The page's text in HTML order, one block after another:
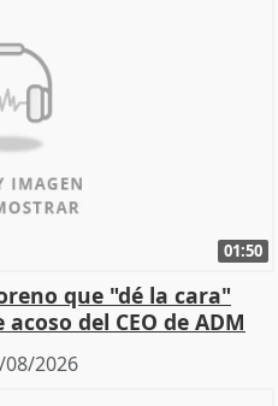
01:50
que "dé la cara"
del CEO de ADM
08/2026